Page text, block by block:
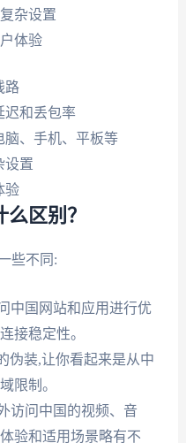
杂设置
体验
路
迟和丢包率
脑、手机、平板等
设置
验
区别？
些不同:
中国网站和应用进行优
接稳定性。
伪装,让你看起来是从中
限制。
访问中国的视频、音
验和适用场景略有不